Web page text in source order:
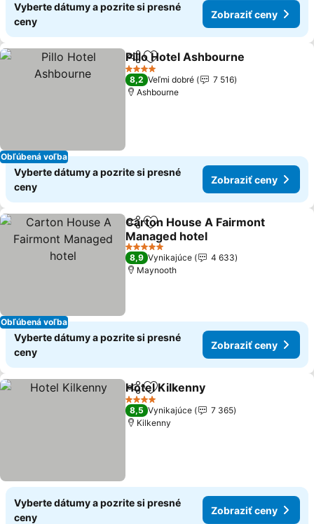
Vyberte dátumy a pozrite si presné
ceny
Zobraziť ceny
Obľúbená voľba
ZdieľaťPridať do obľúbených
Pillo Hotel Ashbourne
4 Počet hviezdičiek
8,2 Veľmi dobré
7 516
Ashbourne
Vyberte dátumy a pozrite si presné
ceny
Zobraziť ceny
Obľúbená voľba
ZdieľaťPridať do obľúbených
Carton House A Fairmont
Managed hotel
Zobraziť ceny
5 Počet hviezdičiek
8,9 Vynikajúce
4 633
Maynooth
Vyberte dátumy a pozrite si presné
ceny
Zobraziť ceny
ZdieľaťPridať do obľúbených
Hotel Kilkenny
4 Počet hviezdičiek
8,5 Vynikajúce
7 365
Kilkenny
Vyberte dátumy a pozrite si presné
ceny
Zobraziť ceny